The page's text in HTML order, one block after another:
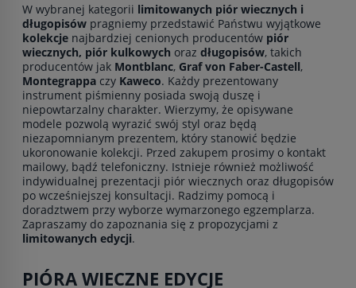
W wybranej kategorii limitowanych piór wiecznych i
długopisów pragniemy przedstawić Państwu wyjątkowe
kolekcje najbardziej cenionych producentów piór
wiecznych, piór kulkowych oraz długopisów, takich
producentów jak Montblanc, Graf von Faber-Castell,
Montegrappa czy Kaweco. Każdy prezentowany
instrument piśmienny posiada swoją duszę i
niepowtarzalny charakter. Wierzymy, że opisywane
modele pozwolą wyrazić swój styl oraz będą
niezapomnianym prezentem, który stanowić będzie
ukoronowanie kolekcji. Przed zakupem prosimy o kontakt
mailowy, bądź telefoniczny. Istnieje również możliwość
indywidualnej prezentacji piór wiecznych oraz długopisów
po wcześniejszej konsultacji. Radzimy pomocą i
doradztwem przy wyborze wymarzonego egzemplarza.
Zapraszamy do zapoznania się z propozycjami z
limitowanych edycji.
PIÓRA WIECZNE EDYCJE